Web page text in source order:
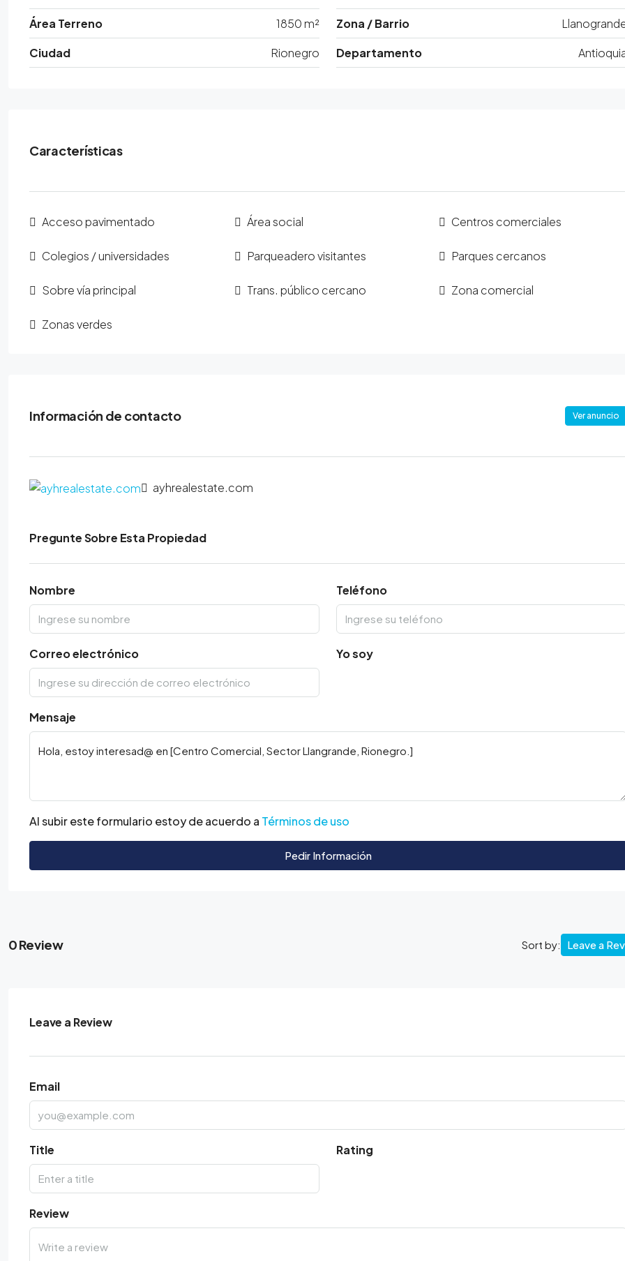
Área Terreno
1850 m² Zona / Barrio
Ciudad
Rionegro Departamento
Características
Acceso pavimentado Área social Centros comerciales
Colegios / universidades Parqueadero visitantes Parques cercanos
Sobre vía principal Trans. público cercano Zona comercial
Zonas verdes
Información de contacto Ver anuncio
ayhrealestate.com
Pregunte Sobre Esta Propiedad
Nombre Teléfono
Correo electrónico Yo soy
Mensaje
Al subir este formulario estoy de acuerdo a Términos de uso
Pedir Información
0 Review Sort by: Leave a
Leave a Review
Email
Title Rating
Review